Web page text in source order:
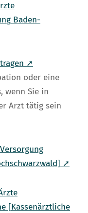
Baden-
➚
oder eine
wenn Sie in
Arzt tätig sein
➚
[Kassenärztliche